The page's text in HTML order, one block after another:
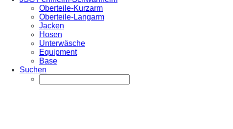
Oberteile-Kurzarm
Oberteile-Langarm
Jacken
Hosen
Unterwäsche
Equipment
Base
Suchen